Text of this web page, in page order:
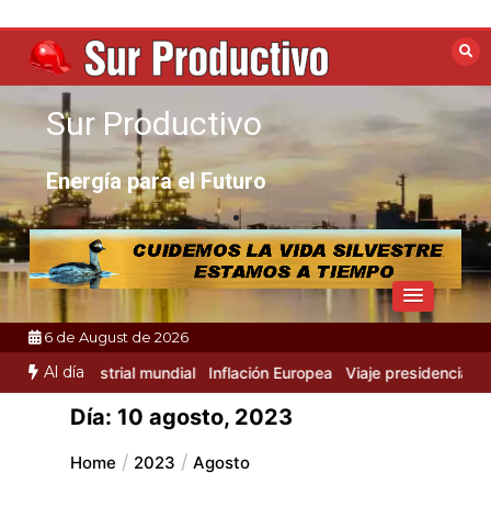
content
Sur Productivo
Energía para el Futuro
6 de August de 2026
Al día
Industrial mundial Inflación Europea Viaje presidencial a
Día: 10 agosto, 2023
Home 2023 Agosto